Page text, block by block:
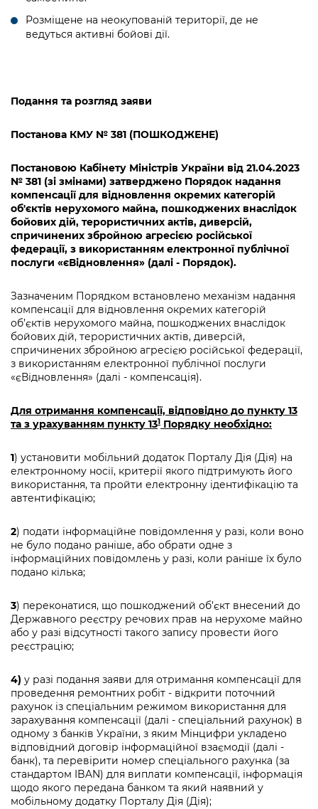
Київська міська військова адміністрація
Важливе під час воєнного стану
Розміщене на неокупованій території, де не
ведуться активні бойові дії.
Подання та розгляд заяви
Постанова КМУ № 381 (ПОШКОДЖЕНЕ)
Постановою Кабінету Міністрів України від 21.04.2023
№ 381 (зі змінами) затверджено Порядок надання
компенсації для відновлення окремих категорій
об'єктів нерухомого майна, пошкоджених внаслідок
бойових дій, терористичних актів, диверсій,
спричинених збройною агресією російської
федерації, з використанням електронної публічної
послуги «єВідновлення» (далі - Порядок).
Зазначеним Порядком встановлено механізм надання
компенсації для відновлення окремих категорій
об’єктів нерухомого майна, пошкоджених внаслідок
бойових дій, терористичних актів, диверсій,
спричинених збройною агресією російської федерації,
з використанням електронної публічної послуги
«єВідновлення» (далі - компенсація).
Для отримання компенсації, відповідно до пункту 13
та з урахуванням пункту 131 Порядку необхідно:
1) установити мобільний додаток Порталу Дія (Дія) на
електронному носії, критерії якого підтримують його
використання, та пройти електронну ідентифікацію та
автентифікацію;
2) подати інформаційне повідомлення у разі, коли воно
не було подано раніше, або обрати одне з
інформаційних повідомлень у разі, коли раніше їх було
подано кілька;
3) переконатися, що пошкоджений об’єкт внесений до
Державного реєстру речових прав на нерухоме майно
або у разі відсутності такого запису провести його
реєстрацію;
4) у разі подання заяви для отримання компенсації для
проведення ремонтних робіт - відкрити поточний
рахунок із спеціальним режимом використання для
зарахування компенсації (далі - спеціальний рахунок) в
одному з банків України, з яким Мінцифри укладено
відповідний договір інформаційної взаємодії (далі -
банк), та перевірити номер спеціального рахунка (за
стандартом IBAN) для виплати компенсації, інформація
щодо якого передана банком та який наявний у
мобільному додатку Порталу Дія (Дія);